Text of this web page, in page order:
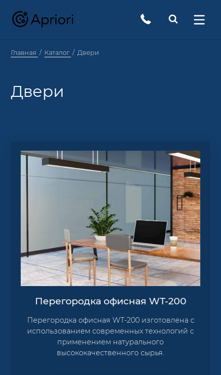
Главная Каталог Двери
Двери
Перегородка офисная WT-200
Перегородка офисная WT-200 изготовлена с
использованием современных технологий с
применением натурального
высококачественного сырья.